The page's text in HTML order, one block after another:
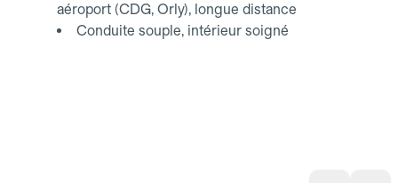
aéroport (CDG, Orly), longue distance
Conduite souple, intérieur soigné